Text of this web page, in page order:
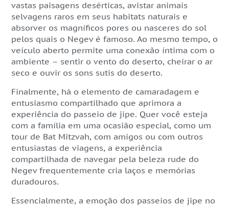
vastas paisagens desérticas, avistar animais
selvagens raros em seus habitats naturais e
absorver os magníficos pores ou nasceres do sol
pelos quais o Negev é famoso. Ao mesmo tempo, o
veículo aberto permite uma conexão íntima com o
ambiente – sentir o vento do deserto, cheirar o ar
seco e ouvir os sons sutis do deserto.
Finalmente, há o elemento de camaradagem e
entusiasmo compartilhado que aprimora a
experiência do passeio de jipe. Quer você esteja
com a família em uma ocasião especial, como um
tour de Bat Mitzvah, com amigos ou com outros
entusiastas de viagens, a experiência
compartilhada de navegar pela beleza rude do
Negev frequentemente cria laços e memórias
duradouros.
Essencialmente, a emoção dos passeios de jipe no